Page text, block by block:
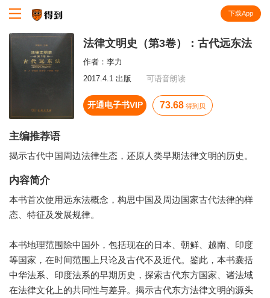
下载App
法律文明史（第3卷）：古代远东法
作者： 李力
2017.4.1 出版
可语音朗读
开通电子书VIP 73.68 得到贝
主编推荐语
揭示古代中国周边法律生态，还原人类早期法律文明的历史。
内容简介
本书首次使用远东法概念，构思中国及周边国家古代法律的样
态、特征及发展规律。
本书地理范围除中国外，包括现在的日本、朝鲜、越南、印度
等国家，在时间范围上只论及古代不及近代。鉴此，本书囊括
中华法系、印度法系的早期历史，探索古代东方国家、诸法域
在法律文化上的共同性与差异。揭示古代东方法律文明的源头